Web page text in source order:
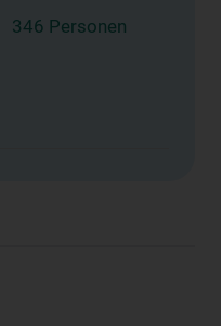
346 Personen